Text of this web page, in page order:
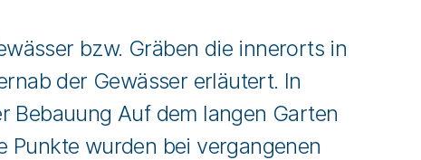
bzw. Gräben die innerorts in
der Gewässer erläutert. In
Bebauung Auf dem langen Garten
Punkte wurden bei vergangenen